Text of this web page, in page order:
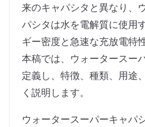
来のキャパシタと異なり、
パシタは水を電解質に使用
ギー密度と急速な充放電特
本稿では、ウォータースー
定義し、特徴、種類、用途
く説明します。
ウォータースーパーキャパ